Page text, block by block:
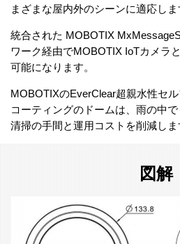
まざまな屋内外のシーンに適応しま
統合された MOBOTIX
ワーク経由でMOBOTIX IoTカメラ
可能になります。
MOBOTIXのEverClear超親水性セ
コーティングのドームは、雨の中で
清掃の手間と運用コストを削減しま
図解